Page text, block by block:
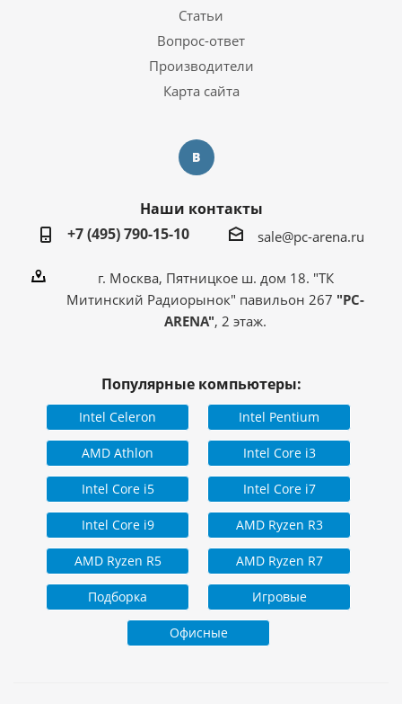
Статьи
Вопрос-ответ
Производители
Карта сайта
Наши контакты
+7 (495) 790-15-10
sale@pc-arena.ru
г. Москва, Пятницкое ш. дом 18. "ТК
Митинский Радиорынок" павильон 267 "PC-
ARENA", 2 этаж.
Популярные компьютеры:
Intel Celeron Intel Pentium
AMD Athlon Intel Core i3
Intel Core i5 Intel Core i7
Intel Core i9 AMD Ryzen R3
AMD Ryzen R5 AMD Ryzen R7
Подборка Игровые
Офисные